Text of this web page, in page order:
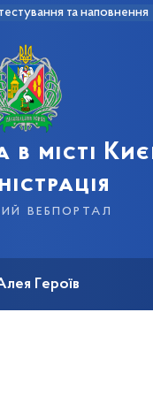
та наповнення
місті
вебпортал
Героїв